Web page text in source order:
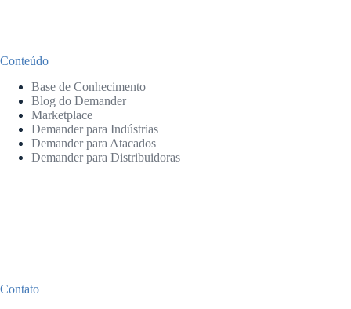
Conteúdo
Base de Conhecimento
Blog do Demander
Marketplace
Demander para Indústrias
Demander para Atacados
Demander para Distribuidoras
Contato